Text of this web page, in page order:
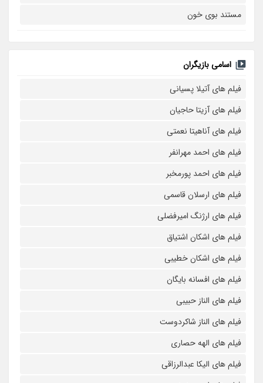
مستند بوی خون
اسامی بازیگران
فیلم های آتیلا پسیانی
فیلم های آزیتا حاجیان
فیلم های آناهیتا نعمتی
فیلم های احمد مهرانفر
فیلم های احمد پورمخبر
فیلم های ارسلان قاسمی
فیلم های ارژنگ امیرفضلی
فیلم های اشکان اشتیاق
فیلم های اشکان خطیبی
فیلم های افسانه بایگان
فیلم های الناز حبیبی
فیلم های الناز شاکردوست
فیلم های الهه حصاری
فیلم های الیکا عبدالرزاقی